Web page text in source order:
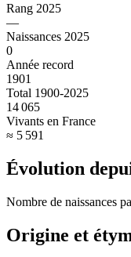
Rang 2025
—
Naissances 2025
0
Année record
1901
Total 1900-2025
14 065
Vivants en France
≈ 5 591
Évolution
Nombre de naissances
Origine et